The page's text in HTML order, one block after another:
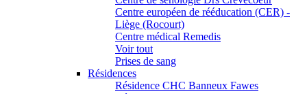
Centre européen de rééducation (CER) -
Liège (Rocourt)
Centre médical Remedis
Voir tout
Prises de sang
Résidences
Résidence CHC Banneux Fawes